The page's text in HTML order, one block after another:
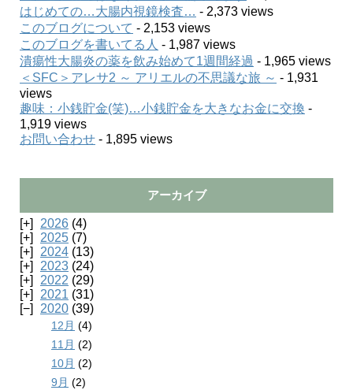
はじめての…大腸内視鏡検査… - 2,373 views
このブログについて - 2,153 views
このブログを書いてる人 - 1,987 views
潰瘍性大腸炎の薬を飲み始めて1週間経過 - 1,965 views
＜SFC＞アレサ2 ～ アリエルの不思議な旅 ～ - 1,931
views
趣味：小銭貯金(笑)…小銭貯金を大きなお金に交換 -
1,919 views
お問い合わせ - 1,895 views
アーカイブ
2026 (4)
2025 (7)
2024 (13)
2023 (24)
2022 (29)
2021 (31)
2020 (39)
12月 (4)
11月 (2)
10月 (2)
9月 (2)